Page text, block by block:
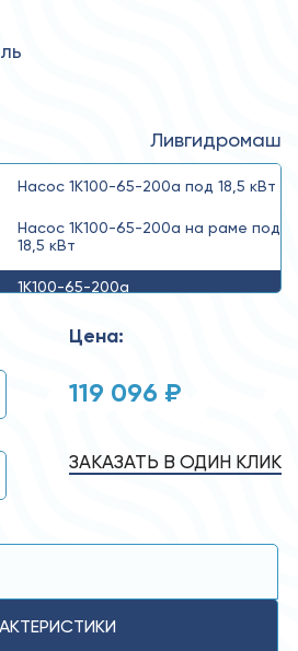
Ливгидромаш
Насос 1К100-65-200а под 18,5 кВт
Насос 1К100-65-200а на раме под
18,5 кВт
1К100-65-200а
Цена:
119 096 ₽
ЗАКАЗАТЬ В ОДИН КЛИК